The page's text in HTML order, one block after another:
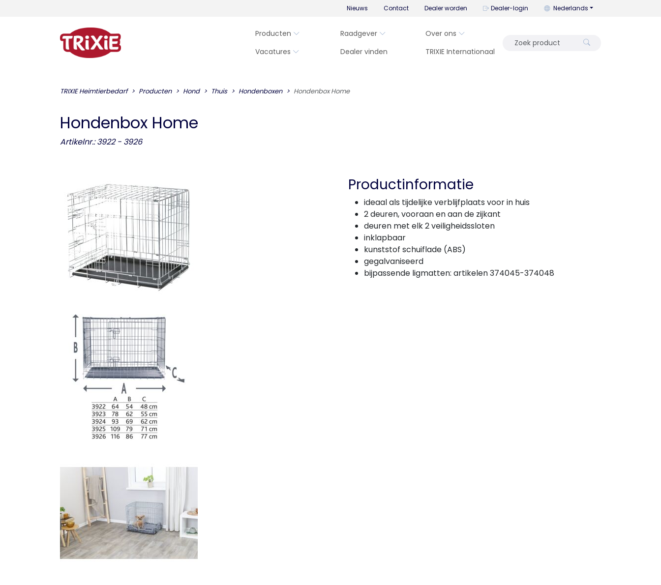
Nieuws Contact Dealer worden Dealer-login U kunt de taal wijzigen met dit
Nederlands
Producten Raadgever
Over ons
Vacatures
Dealer vinden TRIXIE Internationaal
TRIXIE Heimtierbedarf Producten Hond Thuis Hondenboxen Hondenbox Home
Hondenbox Home
Artikelnr.: 3922 - 3926
Productinformatie
ideaal als tijdelijke verblijfplaats voor in huis
2 deuren, vooraan en aan de zijkant
deuren met elk 2 veiligheidssloten
inklapbaar
kunststof schuiflade (ABS)
gegalvaniseerd
bijpassende ligmatten: artikelen 374045-374048